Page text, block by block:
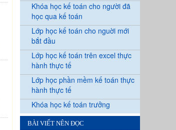
Khóa học kế toán cho người đã
học qua kế toán
Lớp học kế toán cho nguời mới
bắt đầu
Lớp học kế toán trên excel thực
hành thực tế
Lớp học phần mềm kế toán thực
hành thực tế
Khóa học kế toán trưởng
BÀI VIẾT NÊN ĐỌC